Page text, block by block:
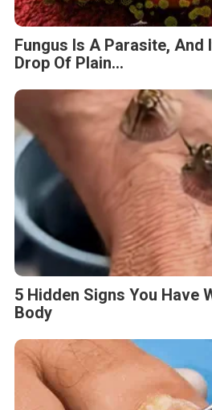
Fungus Is A Parasite, And
Drop Of Plain...
5 Hidden Signs You Have
Body